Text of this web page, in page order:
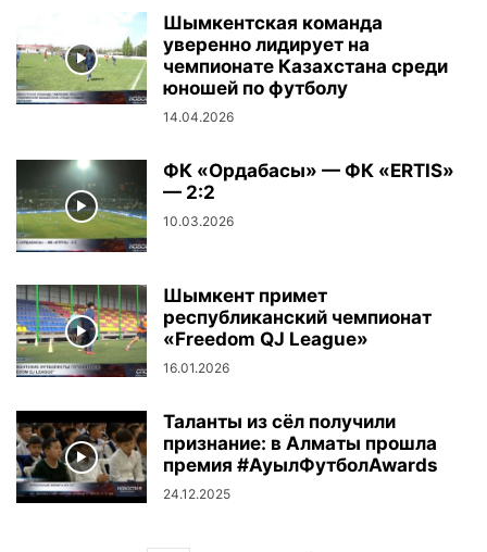
Шымкентская команда
уверенно лидирует на
чемпионате Казахстана среди
юношей по футболу
14.04.2026
ФК «Ордабасы» — ФК «ERTIS»
— 2:2
10.03.2026
Шымкент примет
республиканский чемпионат
«Freedom QJ League»
16.01.2026
Таланты из сёл получили
признание: в Алматы прошла
премия #АуылФутболAwards
24.12.2025